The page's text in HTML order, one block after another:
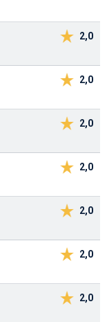
2,0
2,0
2,0
2,0
2,0
2,0
2,0